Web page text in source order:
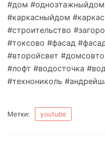
#дом
#каркасныйдом
#строительство
#токсово #фасад
#второйсвет
#лофт #водосточка
#технониколь
Метки: youtube